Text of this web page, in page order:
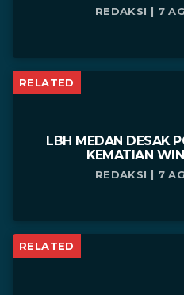
REDAKSI | 7
RELATED
LBH MEDAN DESAK
KEMATIAN
REDAKSI | 7
RELATED